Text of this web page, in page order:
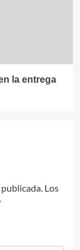
la entrega
Los